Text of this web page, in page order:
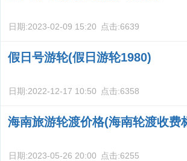
日期:2023-02-09 15:20 点击:6639
假日号游轮(假日游轮1980)
日期:2022-12-17 10:50 点击:6358
海南旅游轮渡价格(海南轮渡收费
日期:2023-05-26 20:00 点击:6255